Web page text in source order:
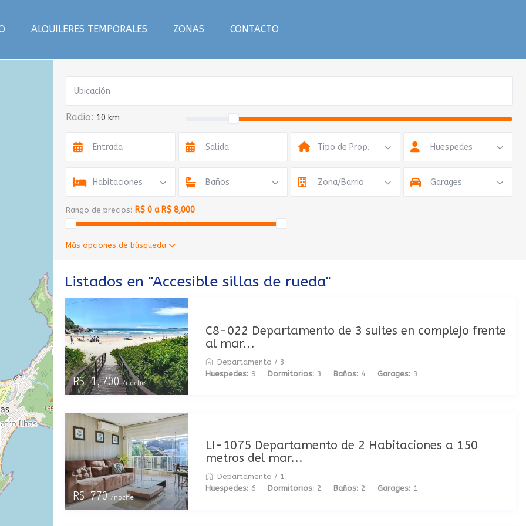
ALQUILERES TEMPORALES ZONAS CONTACTO
Radio: 10 km
Tipo de Prop. Huespedes
Habitaciones Baños Zona/Barrio Garages
Rango de precios: R$ 0 a R$ 8,000
Más opciones de búsqueda
Listados en "Accesible sillas de rueda"
R$ 1,700/noche
C8-022 Departamento de 3 suites en complejo frente
al mar...
Departamento / 3
Huespedes: 9 Dormitorios: 3 Baños: 4 Garages: 3
R$ 770 /noche
LI-1075 Departamento de 2 Habitaciones a 150
metros del mar...
Departamento / 1
Huespedes: 6 Dormitorios: 2 Baños: 2 Garages: 1